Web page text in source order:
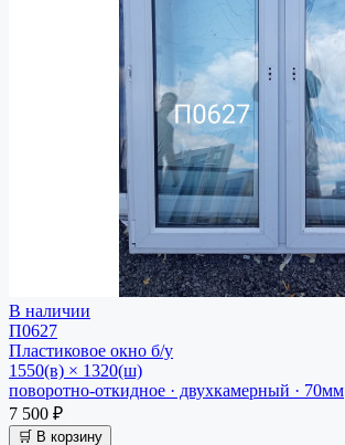
В наличии
П0627
Пластиковое окно б/у
1550(в) × 1320(ш)
поворотно-откидное · двухкамерный · 70мм
7 500 ₽
🛒 В корзину